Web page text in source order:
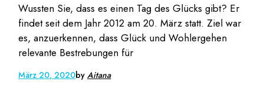
Wussten Sie, dass es einen Tag des Glücks gibt? Er
findet seit dem Jahr 2012 am 20. März statt. Ziel war
es, anzuerkennen, dass Glück und Wohlergehen
relevante Bestrebungen für
März 20, 2020byAitana